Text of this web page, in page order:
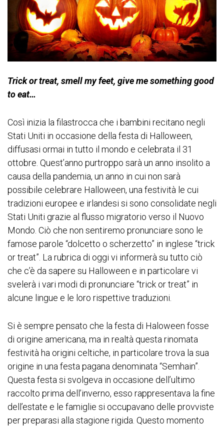
Trick or treat, smell my feet, give me something good
to eat…
Così inizia la filastrocca che i bambini recitano negli
Stati Uniti in occasione della festa di Halloween,
diffusasi ormai in tutto il mondo e celebrata il 31
ottobre. Quest’anno purtroppo sarà un anno insolito a
causa della pandemia, un anno in cui non sarà
possibile celebrare Halloween, una festività le cui
tradizioni europee e irlandesi si sono consolidate negli
Stati Uniti grazie al flusso migratorio verso il Nuovo
Mondo. Ciò che non sentiremo pronunciare sono le
famose parole “dolcetto o scherzetto” in inglese “trick
or treat”. La rubrica di oggi vi informerà su tutto ciò
che c’è da sapere su Halloween e in particolare vi
svelerà i vari modi di pronunciare “trick or treat” in
alcune lingue e le loro rispettive traduzioni.
Si è sempre pensato che la festa di Haloween fosse
di origine americana, ma in realtà questa rinomata
festività ha origini celtiche, in particolare trova la sua
origine in una festa pagana denominata “Semhain”.
Questa festa si svolgeva in occasione dell’ultimo
raccolto prima dell’inverno, esso rappresentava la fine
dell’estate e le famiglie si occupavano delle provviste
per preparasi alla stagione rigida. Questo momento